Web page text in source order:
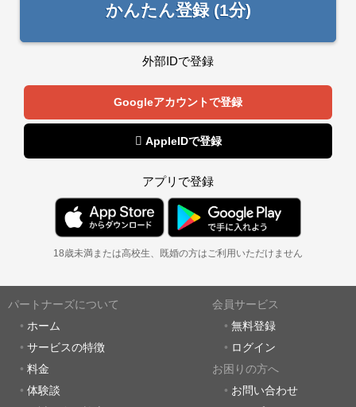
かんたん登録 (1分)
外部IDで登録
Googleアカウントで登録
 AppleIDで登録
アプリで登録
18歳未満または高校生、既婚の方はご利用いただけません
パートナーズについて
ホーム
サービスの特徴
料金
体験談
会員サービス
無料登録
ログイン
お困りの方へ
お問い合わせ